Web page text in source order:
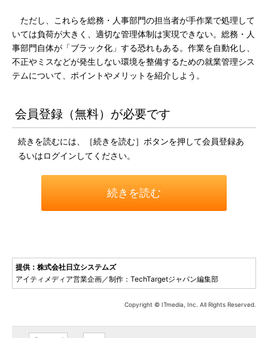
ただし、これらを総務・人事部門の担当者が手作業で処理して
いては負荷が大きく、適切な管理体制は実現できない。総務・人
事部門自体が「ブラック化」する恐れもある。作業を自動化し、
不正やミスなどが発生しない環境を整備するための就業管理シス
テムについて、ポイントやメリットを紹介しよう。
会員登録（無料）が必要です
続きを読むには、［続きを読む］ボタンを押して会員登録あ
るいはログインしてください。
続きを読む
提供：株式会社日立システムズ
アイティメディア営業企画／制作：TechTargetジャパン編集部
Copyright © ITmedia, Inc. All Rights Reserved.